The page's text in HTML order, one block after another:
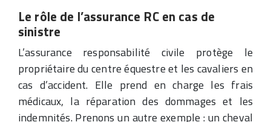
Le rôle de l’assurance RC en cas de
sinistre
L’assurance responsabilité civile protège le
propriétaire du centre équestre et les cavaliers en
cas d’accident. Elle prend en charge les frais
médicaux, la réparation des dommages et les
indemnités. Prenons un autre exemple : un cheval